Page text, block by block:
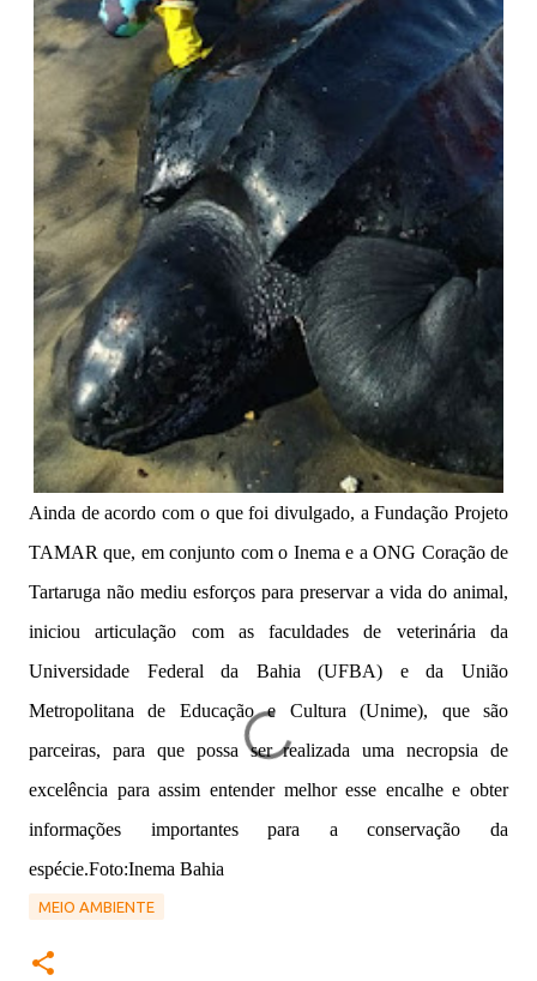
Ainda de acordo com o que foi divulgado, a Fundação Projeto
TAMAR que, em conjunto com o Inema e a ONG Coração de
Tartaruga não mediu esforços para preservar a vida do animal,
iniciou articulação com as faculdades de veterinária da
Universidade Federal da Bahia (UFBA) e da União
Metropolitana de Educação e Cultura (Unime), que são
parceiras, para que possa ser realizada uma necropsia de
excelência para assim entender melhor esse encalhe e obter
informações importantes para a conservação da
espécie.Foto:Inema Bahia
MEIO AMBIENTE